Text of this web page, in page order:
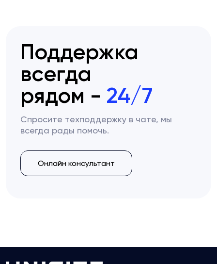
Поддержка
всегда
рядом - 24/7
Спросите техподдержку в чате, мы
всегда рады помочь.
Онлайн консультант